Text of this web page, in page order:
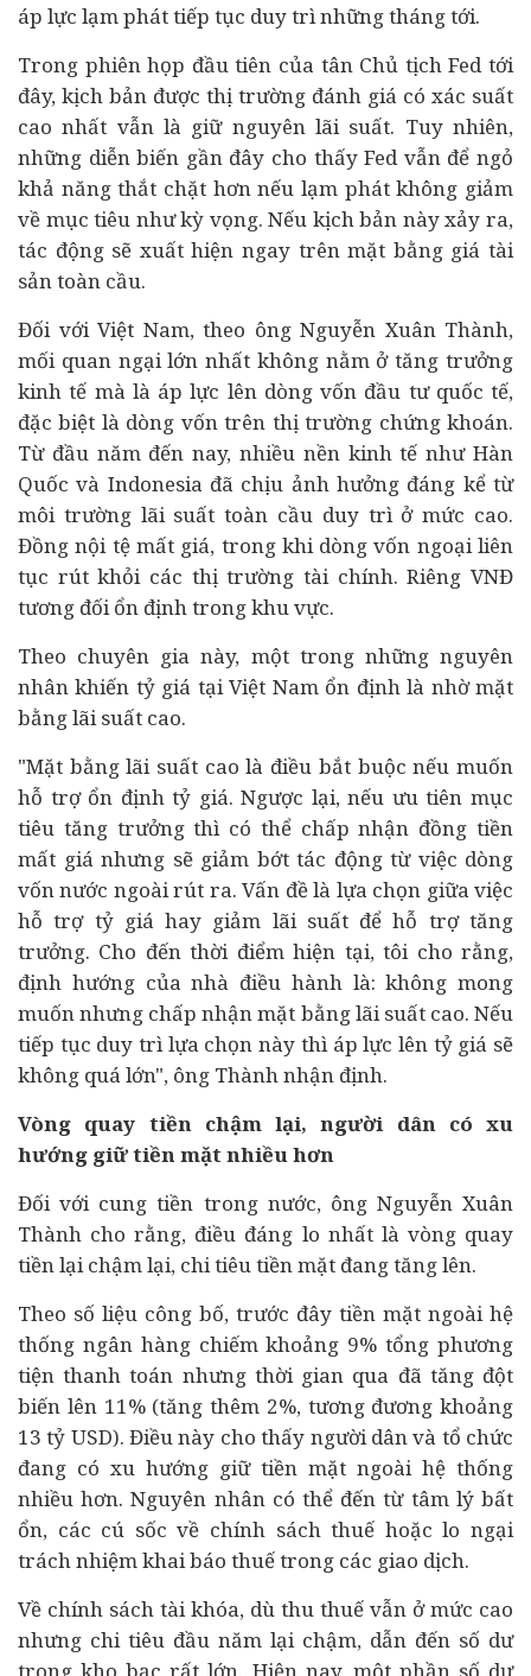
áp lực lạm phát tiếp tục duy trì những tháng tới.
Trong phiên họp đầu tiên của tân Chủ tịch Fed tới
đây, kịch bản được thị trường đánh giá có xác suất
cao nhất vẫn là giữ nguyên lãi suất. Tuy nhiên,
những diễn biến gần đây cho thấy Fed vẫn để ngỏ
khả năng thắt chặt hơn nếu lạm phát không giảm
về mục tiêu như kỳ vọng. Nếu kịch bản này xảy ra,
tác động sẽ xuất hiện ngay trên mặt bằng giá tài
sản toàn cầu.
Đối với Việt Nam, theo ông Nguyễn Xuân Thành,
mối quan ngại lớn nhất không nằm ở tăng trưởng
kinh tế mà là áp lực lên dòng vốn đầu tưquốc tế,
đặc biệt là dòng vốn trên thị trường chứng khoán.
Từ đầu năm đến nay, nhiều nền kinh tế như Hàn
Quốc và Indonesia đã chịu ảnh hưởng đáng kể từ
môi trường lãi suất toàn cầu duy trì ở mức cao.
Đồng nội tệ mất giá, trong khi dòng vốn ngoại liên
tục rút khỏi các thị trường tài chính. Riêng VNĐ
tương đối ổn định trong khu vực.
Theo chuyên gia này, một trong những nguyên
nhân khiến tỷ giá tại Việt Nam ổn định là nhờ mặt
bằng lãi suất cao.
"Mặt bằng lãi suất cao là điều bắt buộc nếu muốn
hỗ trợ ổn định tỷ giá. Ngược lại, nếu ưu tiên mục
tiêu tăng trưởng thì có thể chấp nhận đồng tiền
mất giá nhưng sẽ giảm bớt tác động từ việc dòng
vốn nước ngoài rút ra. Vấn đề là lựa chọn giữa việc
hỗ trợ tỷ giá hay giảm lãi suất để hỗ trợ tăng
trưởng. Cho đến thời điểm hiện tại, tôi cho rằng,
định hướng của nhà điều hành là: không mong
muốn nhưng chấp nhận mặt bằng lãi suất cao. Nếu
tiếp tục duy trì lựa chọn này thì áp lực lên tỷ giá sẽ
không quá lớn", ông Thành nhận định.
Vòng quay tiền chậm lại, người dân có xu
hướng giữ tiền mặt nhiều hơn
Đối với cung tiền trong nước, ông Nguyễn Xuân
Thành cho rằng, điều đáng lo nhất là vòng quay
tiền lại chậm lại, chi tiêu tiền mặt đang tăng lên.
Theo số liệu công bố, trước đây tiền mặt ngoài hệ
thống ngân hàngchiếm khoảng 9% tổng phương
tiện thanh toán nhưng thời gian qua đã tăng đột
biến lên 11% (tăng thêm 2%, tương đương khoảng
13 tỷ USD). Điều này cho thấy người dân và tổ chức
đang có xu hướng giữ tiền mặt ngoài hệ thống
nhiều hơn. Nguyên nhân có thể đến từ tâm lý bất
ổn, các cú sốc về chính sách thuế hoặc lo ngại
trách nhiệm khai báo thuế trong các giao dịch.
Về chính sách tài khóa, dù thu thuế vẫn ở mức cao
nhưng chi tiêu đầu năm lại chậm, dẫn đến số dư